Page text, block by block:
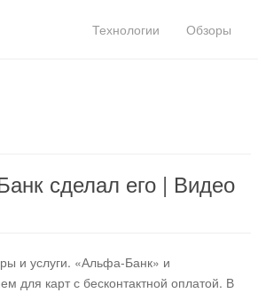
Технологии
Обзоры
сделал его | Видео
и услуги. «Альфа-Банк» и
для карт с бесконтактной оплатой. В